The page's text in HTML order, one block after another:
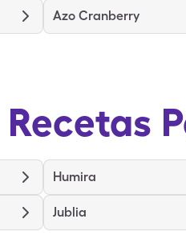
Azo Cranberry
Recetas
Humira
Jublia